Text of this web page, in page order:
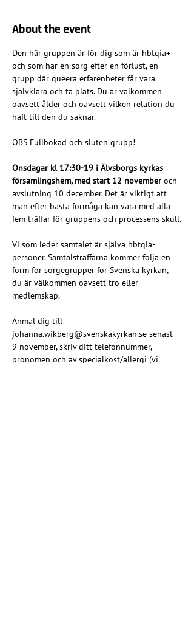
About the event
Den här gruppen är för dig som är hbtqia+
och som har en sorg efter en förlust, en
grupp där queera erfarenheter får vara
självklara och ta plats. Du är välkommen
oavsett ålder och oavsett vilken relation du
haft till den du saknar.
OBS Fullbokad och sluten grupp!
Onsdagar kl 17:30-19 i Älvsborgs kyrkas
församlingshem, med start 12 november och
avslutning 10 december. Det är viktigt att
man efter bästa förmåga kan vara med alla
fem träffar för gruppens och processens skull.
Vi som leder samtalet är själva hbtqia-
personer. Samtalsträffarna kommer följa en
form för sorgegrupper för Svenska kyrkan,
du är välkommen oavsett tro eller
medlemskap.
Anmäl dig till
johanna.wikberg@svenskakyrkan.se senast
9 november, skriv ditt telefonnummer,
pronomen och av specialkost/allergi (vi